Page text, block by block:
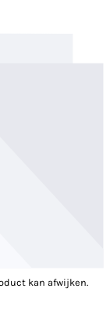
kan afwijken.